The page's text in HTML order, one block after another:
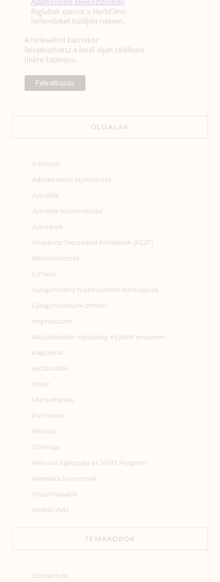
foglaltak szerint a HerbClinic
hírleveleket küldjön nekem.
A hírlevélről bármikor
leiratkozhatsz a levél alján található
linkre kattintva.
OLDALAK
A fiókom
Adatkezelési tájékoztató
Ajándék
Ajándék köszönőoldal
Ajánlások
Általános Szerződési Feltételek (ÁSZF)
Bemutatkozás
Címkék
Gyógynövény teakeverékek katalógusa
Gyógynövények otthon
Impresszum
Iskolai/óvodai egészség‑ és jóllét program
Kapcsolat
Kezdőoldal
Kosár
Munkatársak
Partnerek
Pénztár
Sitemap
Vállalati Egészség és Jóllét Program
Várandós kismamák
Viszonteladók
Webáruház
TÉMAKÖRÖK
Csecsemők